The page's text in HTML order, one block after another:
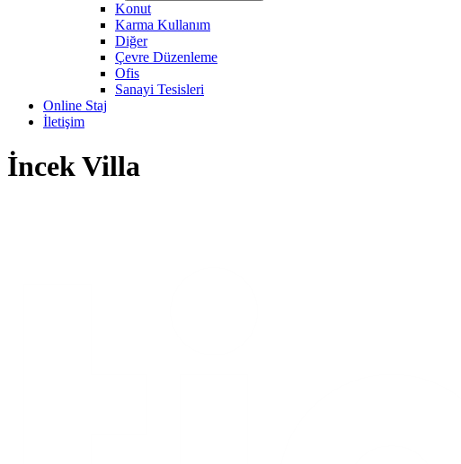
Konut
Karma Kullanım
Diğer
Çevre Düzenleme
Ofis
Sanayi Tesisleri
Online Staj
İletişim
İncek Villa